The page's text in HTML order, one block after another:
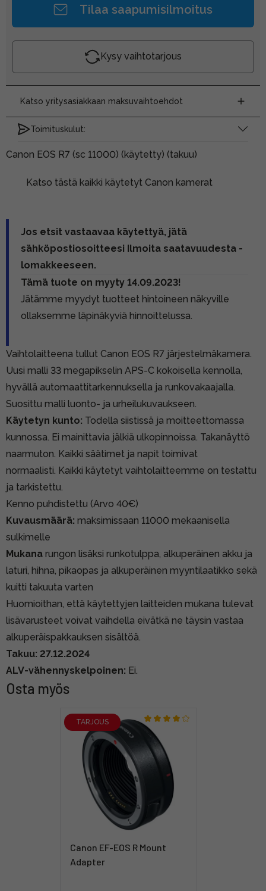
Tilaa saapumisilmoitus
Kysy vaihtotarjous
Katso yritysasiakkaan maksuvaihtoehdot
Toimituskulut:
Canon EOS R7 (sc 11000) (käytetty) (takuu)
Katso tästä kaikki käytetyt Canon kamerat
Jos etsit vastaavaa käytettyä, jätä
sähköpostiosoitteesi Ilmoita saatavuudesta -
lomakkeeseen.
Tämä tuote on myyty 14.09.2023!
Jätämme myydyt tuotteet hintoineen näkyville
ollaksemme läpinäkyviä hinnoittelussa.
Vaihtolaitteena tullut Canon EOS R7 järjestelmäkamera.
Uusi malli 33 megapikselin APS-C kokoisella kennolla,
hyvällä automaattitarkennuksella ja runkovakaajalla.
Suosittu malli luonto- ja urheilukuvaukseen.
Käytetyn kunto: Todella siistissä ja moitteettomassa
kunnossa. Ei mainittavia jälkiä ulkopinnoissa. Takanäyttö
naarmuton. Kaikki säätimet ja napit toimivat
normaalisti. Kaikki käytetyt vaihtolaitteemme on testattu
ja tarkistettu.
Kenno puhdistettu (Arvo 40€)
Kuvausmäärä: maksimissaan 11000 mekaanisella
sulkimelle
Mukana rungon lisäksi runkotulppa, alkuperäinen akku ja
laturi, hihna, pikaopas ja alkuperäinen myyntilaatikko sekä
kuitti takuuta varten
Huomioithan, että käytettyjen laitteiden mukana tulevat
lisävarusteet voivat vaihdella eivätkä ne täysin vastaa
alkuperäispakkauksen sisältöä.
Takuu: 27.12.2024
ALV-vähennyskelpoinen: Ei.
Osta myös
TARJOUS
Canon EF-EOS R Mount
Adapter